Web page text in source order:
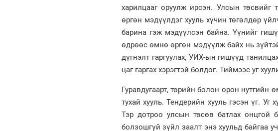
харилцааг оруулж ирсэн. Улсын
өргөн мэдүүлдэг хууль хүчин төгөлдөр
барина гэж мэдүүлсэн байна. Үүнийг
өдрөөс өмнө өргөн мэдүүлж байх нь
дүгнэлт гаргуулах, УИХ-ын гишүүд
цаг гаргах хэрэгтэй болдог. Тиймээс уг
Гуравдугаарт, төрийн болон орон нутгийн
тухай хууль. Тендерийн хууль гэсэн үг.
Тэр дотроо улсын төсөв батлах онцгой
болзошгүй зүйл заалт энэ хуульд байгаа